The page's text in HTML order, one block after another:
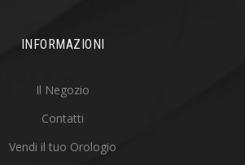
INFORMAZIONI
Il Negozio
Contatti
Vendi il tuo Orologio